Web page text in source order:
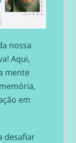
nossa
Aqui,
mente
em
desafiar